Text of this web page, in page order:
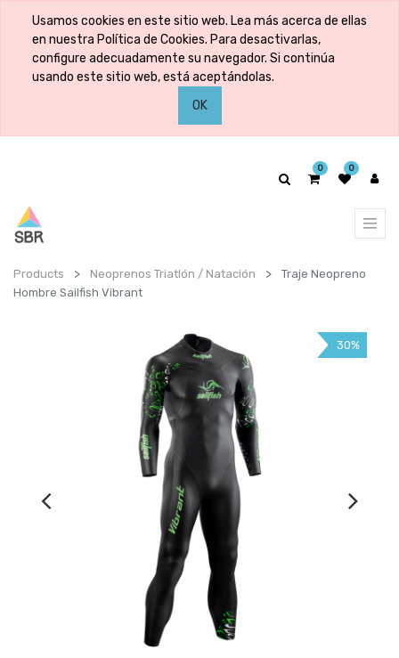
Usamos cookies en este sitio web. Lea más acerca de ellas
en nuestra Política de Cookies. Para desactivarlas,
configure adecuadamente su navegador. Si continúa
usando este sitio web, está aceptándolas.
OK
0 0
Products Neoprenos Triatlón / Natación
Traje Neopreno
Hombre Sailfish Vibrant
30%